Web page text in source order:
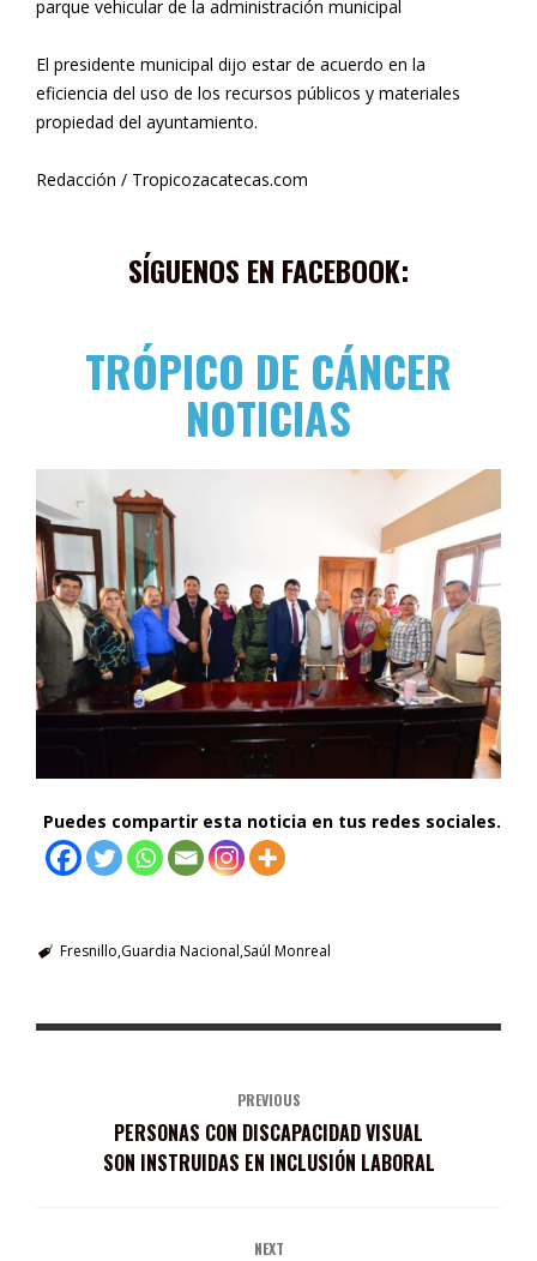
parque vehicular de la administración municipal
El presidente municipal dijo estar de acuerdo en la
eficiencia del uso de los recursos públicos y materiales
propiedad del ayuntamiento.
Redacción / Tropicozacatecas.com
SÍGUENOS EN FACEBOOK:
TRÓPICO DE CÁNCER
NOTICIAS
Puedes compartir esta noticia en tus redes sociales.
Fresnillo Guardia Nacional Saúl Monreal
PREVIOUS
PERSONAS CON DISCAPACIDAD VISUAL
SON INSTRUIDAS EN INCLUSIÓN LABORAL
NEXT